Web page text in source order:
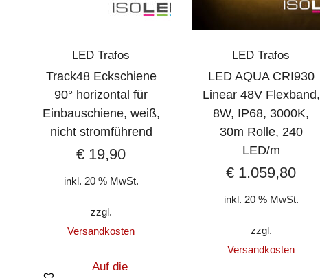
LED Trafos
Track48 Eckschiene
90° horizontal für
Einbauschiene, weiß,
nicht stromführend
€ 19,90
inkl. 20 % MwSt.
zzgl.
Versandkosten
Auf die
LED Trafos
LED AQUA CRI930
Linear 48V Flexband,
8W, IP68, 3000K,
30m Rolle, 240
LED/m
€ 1.059,80
inkl. 20 % MwSt.
zzgl.
Versandkosten